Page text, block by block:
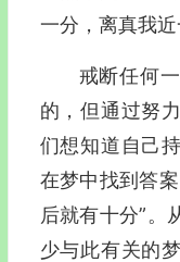
一分，离真我近
戒断任何
的，但通过努
们想知道自己
在梦中找到答
后就有十分”。
少与此有关的